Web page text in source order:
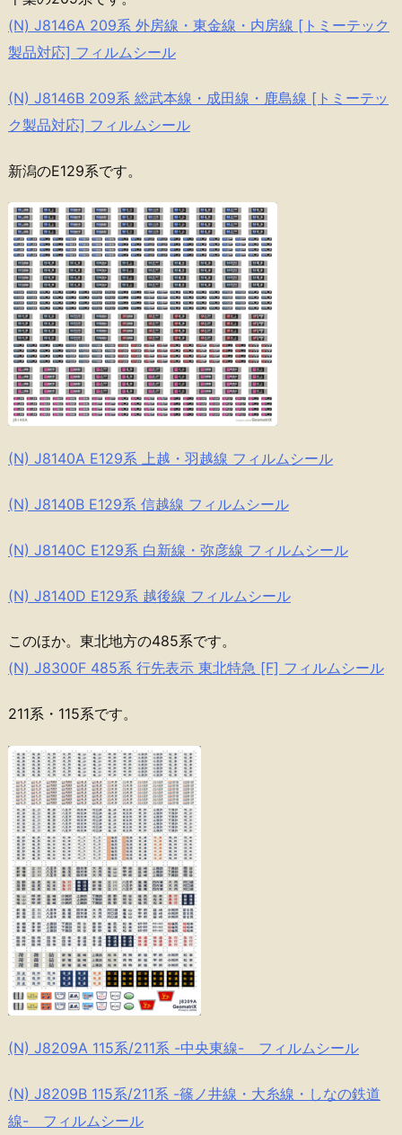
(N) J8146A 209系 外房線・東金線・内房線 [トミーテック
製品対応] フィルムシール
(N) J8146B 209系 総武本線・成田線・鹿島線 [トミーテッ
ク製品対応] フィルムシール
新潟のE129系です。
(N) J8140A E129系 上越・羽越線 フィルムシール
(N) J8140B E129系 信越線 フィルムシール
(N) J8140C E129系 白新線・弥彦線 フィルムシール
(N) J8140D E129系 越後線 フィルムシール
このほか。東北地方の485系です。
(N) J8300F 485系 行先表示 東北特急 [F] フィルムシール
211系・115系です。
(N) J8209A 115系/211系 -中央東線- フィルムシール
(N) J8209B 115系/211系 -篠ノ井線・大糸線・しなの鉄道
線- フィルムシール